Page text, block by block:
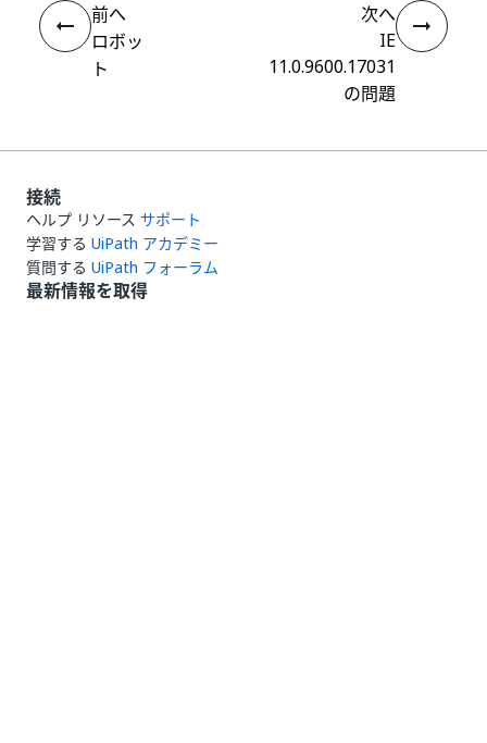
前へ
ロボッ
ト
次へ
IE
11.0.9600.17031
の問題
接続
ヘルプ リソース サポート
学習する UiPath アカデミー
質問する UiPath フォーラム
最新情報を取得